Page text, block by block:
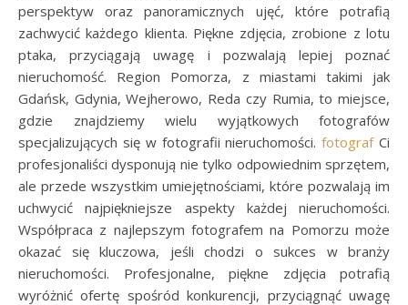
perspektyw oraz panoramicznych ujęć, które potrafią
zachwycić każdego klienta. Piękne zdjęcia, zrobione z lotu
ptaka, przyciągają uwagę i pozwalają lepiej poznać
nieruchomość. Region Pomorza, z miastami takimi jak
Gdańsk, Gdynia, Wejherowo, Reda czy Rumia, to miejsce,
gdzie znajdziemy wielu wyjątkowych fotografów
specjalizujących się w fotografii nieruchomości.fotografCi
profesjonaliści dysponują nie tylko odpowiednim sprzętem,
ale przede wszystkim umiejętnościami, które pozwalają im
uchwycić najpiękniejsze aspekty każdej nieruchomości.
Współpraca z najlepszym fotografem na Pomorzu może
okazać się kluczowa, jeśli chodzi o sukces w branży
nieruchomości. Profesjonalne, piękne zdjęcia potrafią
wyróżnić ofertę spośród konkurencji, przyciągnąć uwagę